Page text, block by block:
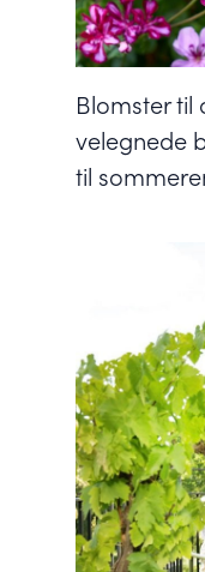
Blomster til
velegnede
til